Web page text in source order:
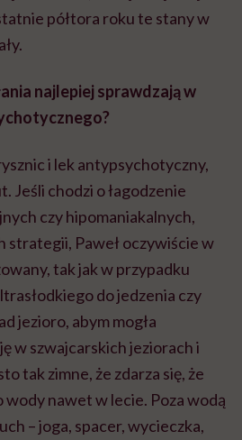
półtora roku te stany w
najlepiej sprawdzają w
i lek antypsychotyczny,
Jeśli chodzi o łagodzenie
czy hipomaniakalnych,
strategii, Paweł oczywiście w
tak jak w przypadku
do jedzenia czy
jezioro, abym mogła
w szwajcarskich jeziorach i
tak zimne, że zdarza się, że
wody nawet w lecie. Poza wodą
– joga, spacer, wycieczka,